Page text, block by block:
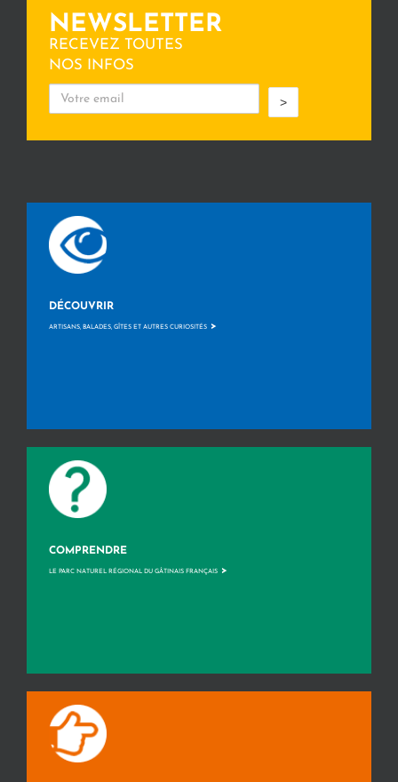
NEWSLETTER
RECEVEZ TOUTES
NOS INFOS
>
DÉCOUVRIR
ARTISANS, BALADES, GÎTES ET AUTRES CURIOSITÉS >
COMPRENDRE
LE PARC NATUREL RÉGIONAL DU GÂTINAIS FRANÇAIS >